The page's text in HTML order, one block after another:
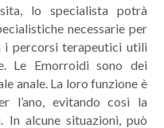
lo specialista potrà
necessarie per
i percorsi terapeutici utili
Le Emorroidi sono dei
anale. La loro funzione è
l’ano, evitando così la
alcune situazioni, può